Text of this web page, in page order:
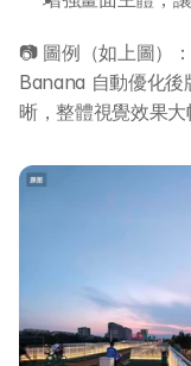
📷 圖例（如上圖）
Banana 自動優化後
晰，整體視覺效果大